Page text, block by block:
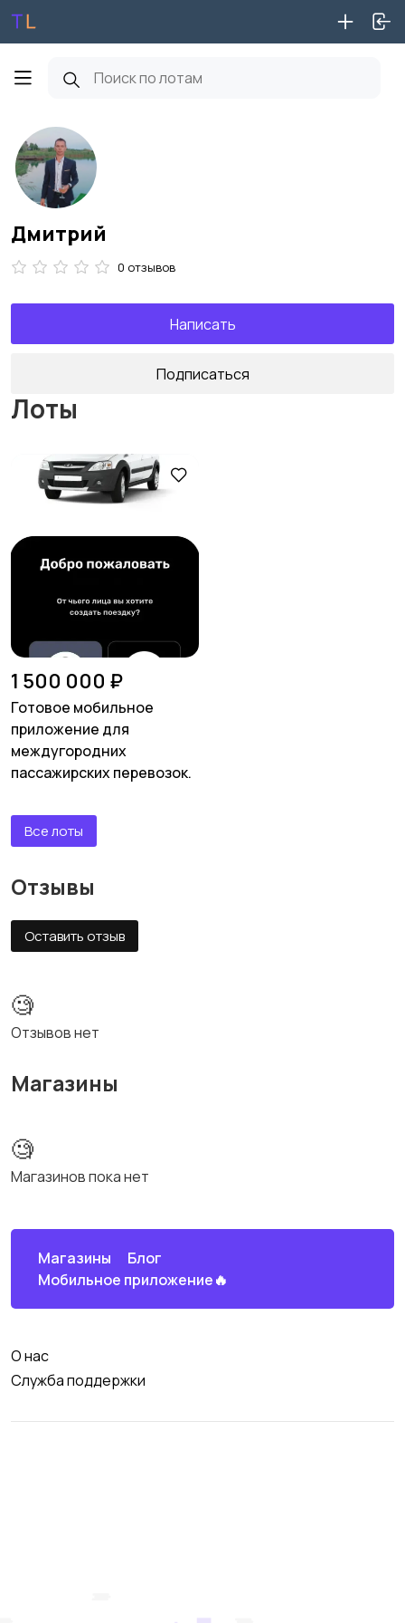
Дмитрий
0 отзывов
Написать
Подписаться
Лоты
1 500 000 ₽
Готовое мобильное
приложение для
междугородних
пассажирских перевозок.
Все лоты
Отзывы
Оставить отзыв
🧐
Отзывов нет
Магазины
🧐
Магазинов пока нет
Магазины
Блог
Мобильное приложение🔥
О нас
Служба поддержки